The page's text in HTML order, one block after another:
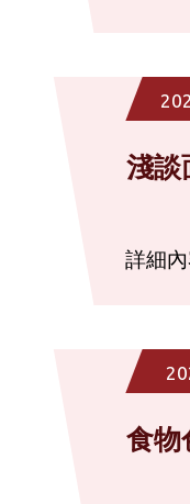
淺談
詳細
食物